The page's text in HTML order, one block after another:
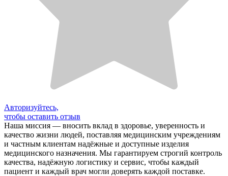
Авторизуйтесь,
чтобы оставить отзыв
Наша миссия — вносить вклад в здоровье, уверенность и
качество жизни людей, поставляя медицинским учреждениям
и частным клиентам надёжные и доступные изделия
медицинского назначения. Мы гарантируем строгий контроль
качества, надёжную логистику и сервис, чтобы каждый
пациент и каждый врач могли доверять каждой поставке.